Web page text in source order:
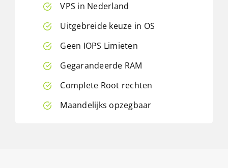
VPS in Nederland
Uitgebreide keuze in OS
Geen IOPS Limieten
Gegarandeerde RAM
Complete Root rechten
Maandelijks opzegbaar